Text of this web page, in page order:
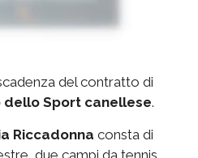
del contratto di
dello Sport canellese.
Riccadonna consta di